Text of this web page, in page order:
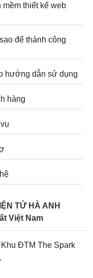
mềm thiết kế web
để thành công
hướng dẫn sử dụng
hàng
TỬ HÀ ANH
Việt Nam
ĐTM The Spark